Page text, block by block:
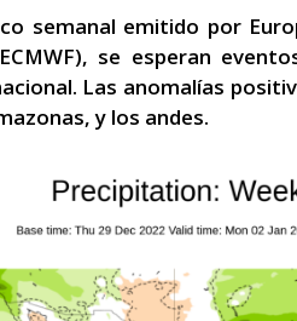
semanal emitido por
se esperan
Las anomalías
y los andes.